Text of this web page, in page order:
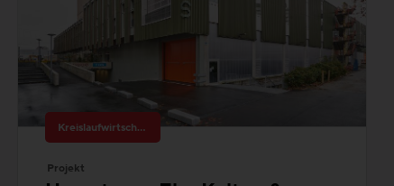
Kreislaufwirtschaft
Projekt